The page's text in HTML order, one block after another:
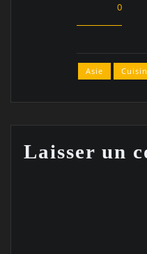
0
Asie
Laisser un